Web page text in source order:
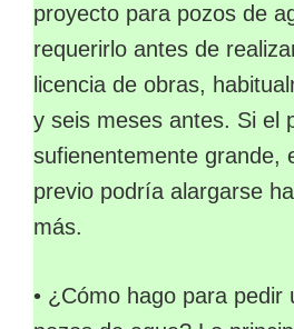
proyecto para pozos de
requerirlo antes de
licencia de obras,
y seis meses antes. Si el
sufienentemente grande,
previo podría alargarse
más.
• ¿Cómo hago para pedir